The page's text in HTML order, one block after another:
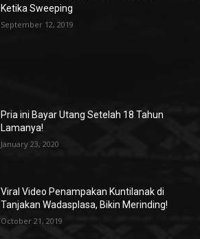
Ketika Sweeping
September 12, 2019
Pria ini Bayar Utang Setelah 18 Tahun
Lamanya!
January 23, 2020
Viral Video Penampakan Kuntilanak di
Tanjakan Wadasplasa, Bikin Merinding!
October 21, 2019